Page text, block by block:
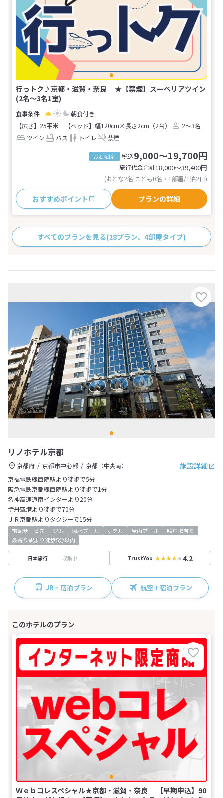
行っトク♪京都・滋賀・奈良 ★【禁煙】スーペリアツイン
(2名～3名1室)
朝食付き
【広さ】25平米
【ベッド】幅120cm×長さ2cm（2台）
2～3名
ツイン
バス トイレ 禁煙
おとな1名 税込9,000～19,700円
旅行代金合計18,000〜39,400円
(おとな2名 こども0名・1部屋/1泊2日)
おすすめポイント プランの詳細
すべてのプランを見る(28プラン、4部屋タイプ)
リノホテル京都
施設詳細
京都府 京都市中心部
京都（中央南）
京福電鉄線西院駅より徒歩で5分
阪急電鉄京都線西院駅より徒歩で1分
名神高速道南インターより20分
伊丹空港より徒歩で70分
ＪＲ京都駅よりタクシーで15分
宅配サービス ジム 温水プール ホテル 屋内プール
駐車場有り
最寄り駅より徒歩5分以内
日本旅行 収集中 TrustYou 4.2
JR＋宿泊プラン 航空＋宿泊プラン
Ｗｅｂコレスペシャル★京都・滋賀・奈良 【早期申込】90